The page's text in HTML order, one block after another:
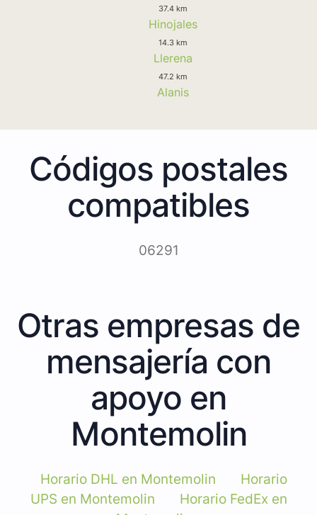
37.4 km
Hinojales
14.3 km
Llerena
47.2 km
Alanis
Códigos postales
compatibles
06291
Otras empresas de
mensajería con
apoyo en
Montemolin
Horario DHL en Montemolin
Horario
UPS en Montemolin
Horario FedEx en